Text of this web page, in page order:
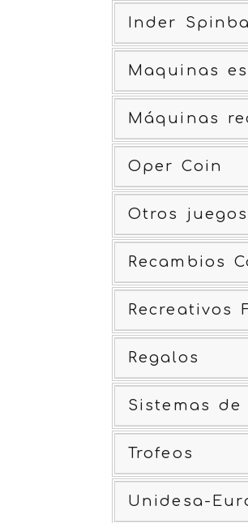
Inder
Maquinas
Máquinas
Oper Coin
Otros juegos
Recambios
Recreativos
Regalos
Sistemas de
Trofeos
Unidesa-